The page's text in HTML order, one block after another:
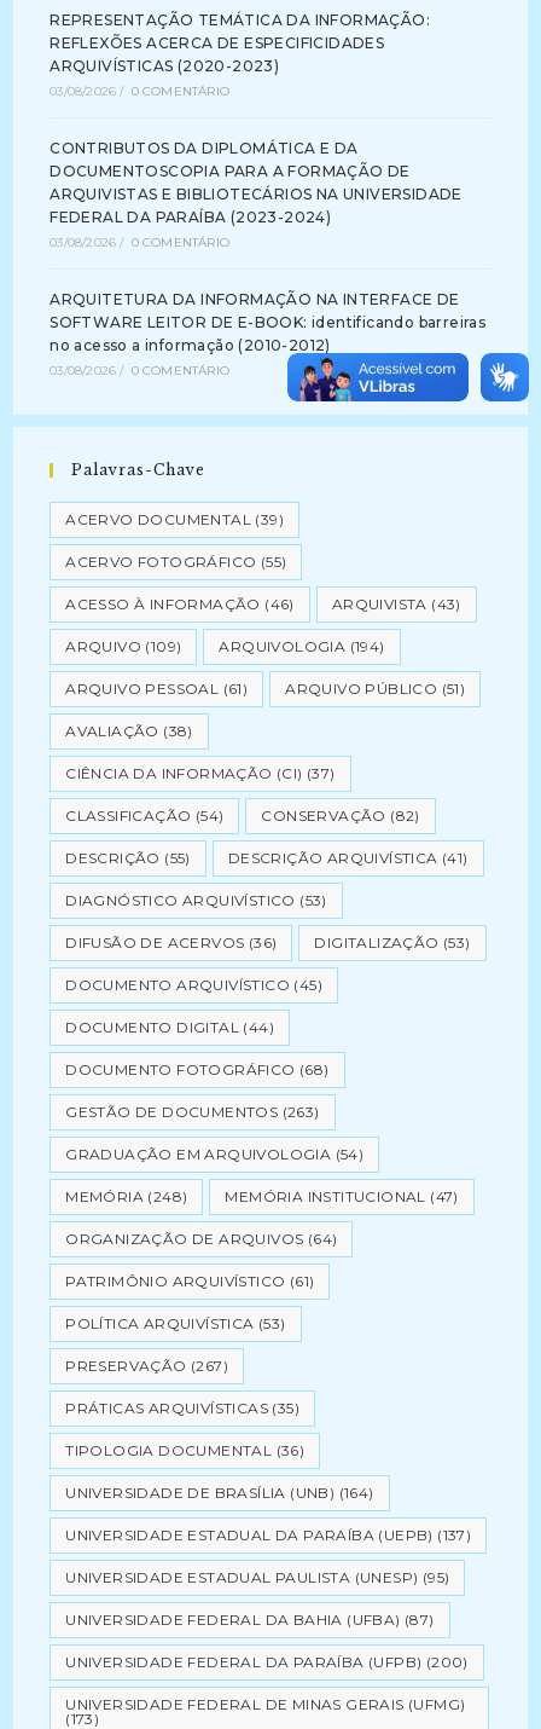
REPRESENTAÇÃO TEMÁTICA DA INFORMAÇÃO:
REFLEXÕES ACERCA DE ESPECIFICIDADES
ARQUIVÍSTICAS (2020-2023)
03/08/2026 / 0 COMENTÁRIO
CONTRIBUTOS DA DIPLOMÁTICA E DA
DOCUMENTOSCOPIA PARA A FORMAÇÃO DE
ARQUIVISTAS E BIBLIOTECÁRIOS NA UNIVERSIDADE
FEDERAL DA PARAÍBA (2023-2024)
03/08/2026 / 0 COMENTÁRIO
ARQUITETURA DA INFORMAÇÃO NA INTERFACE DE
SOFTWARE LEITOR DE E-BOOK: identificando barreiras
no acesso a informação (2010-2012)
03/08/2026 / 0 COMENTÁRIO
Palavras-Chave
ACERVO DOCUMENTAL (39)
ACERVO FOTOGRÁFICO (55)
ACESSO À INFORMAÇÃO (46) ARQUIVISTA (43)
ARQUIVO (109) ARQUIVOLOGIA (194)
ARQUIVO PESSOAL (61) ARQUIVO PÚBLICO (51)
AVALIAÇÃO (38)
CIÊNCIA DA INFORMAÇÃO (CI) (37)
CLASSIFICAÇÃO (54) CONSERVAÇÃO (82)
DESCRIÇÃO (55) DESCRIÇÃO ARQUIVÍSTICA (41)
DIAGNÓSTICO ARQUIVÍSTICO (53)
DIFUSÃO DE ACERVOS (36) DIGITALIZAÇÃO (53)
DOCUMENTO ARQUIVÍSTICO (45)
DOCUMENTO DIGITAL (44)
DOCUMENTO FOTOGRÁFICO (68)
GESTÃO DE DOCUMENTOS (263)
GRADUAÇÃO EM ARQUIVOLOGIA (54)
MEMÓRIA (248) MEMÓRIA INSTITUCIONAL (47)
ORGANIZAÇÃO DE ARQUIVOS (64)
PATRIMÔNIO ARQUIVÍSTICO (61)
POLÍTICA ARQUIVÍSTICA (53)
PRESERVAÇÃO (267)
PRÁTICAS ARQUIVÍSTICAS (35)
TIPOLOGIA DOCUMENTAL (36)
UNIVERSIDADE DE BRASÍLIA (UNB) (164)
UNIVERSIDADE ESTADUAL DA PARAÍBA (UEPB) (137)
UNIVERSIDADE ESTADUAL PAULISTA (UNESP) (95)
UNIVERSIDADE FEDERAL DA BAHIA (UFBA) (87)
UNIVERSIDADE FEDERAL DA PARAÍBA (UFPB) (200)
UNIVERSIDADE FEDERAL DE MINAS GERAIS (UFMG)
(173)